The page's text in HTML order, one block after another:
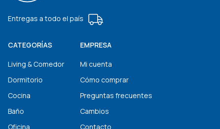
Entregas a todo el país
CATEGORÍAS
Living & Comedor
Dormitorio
Cocina
Baño
Oficina
EMPRESA
Mi cuenta
Cómo comprar
Preguntas frecuentes
Cambios
Contacto